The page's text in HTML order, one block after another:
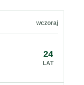
wczoraj
24
LAT